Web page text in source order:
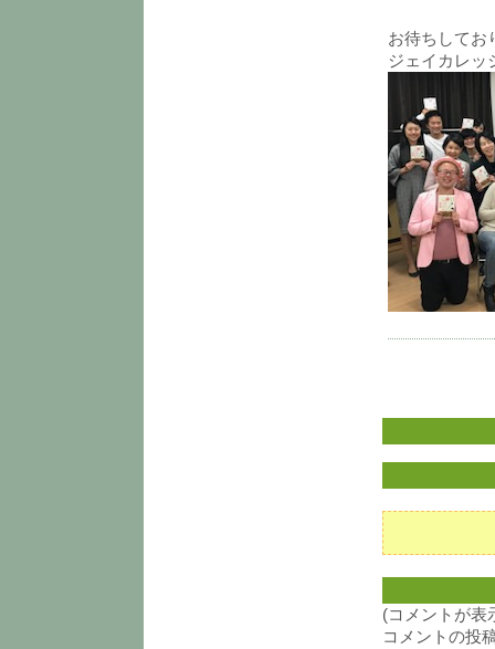
お待ちして
ジェイカレッ
(コメントが表
コメントの投